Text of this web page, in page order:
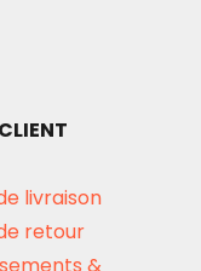
livraison
retour